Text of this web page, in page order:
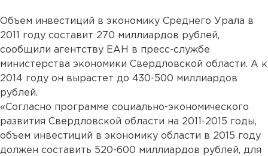
Объем инвестиций в экономику Среднего Урала в
2011 году составит 270 миллиардов рублей,
сообщили агентству ЕАН в пресс-службе
министерства экономики Свердловской области. А к
2014 году он вырастет до 430-500 миллиардов
рублей.
«Согласно программе социально-экономического
развития Свердловской области на 2011-2015 годы,
объем инвестиций в экономику области в 2015 году
должен составить 520-600 миллиардов рублей, для